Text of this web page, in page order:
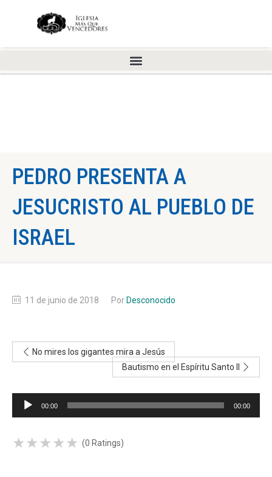
PEDRO PRESENTA A
JESUCRISTO AL PUEBLO DE
ISRAEL
11 de junio de 2018 Por Desconocido
No mires los gigantes mira a Jesús
Bautismo en el Espíritu Santo II
Reproductor
00:00 00:00
★★★★★
★★★★★ (0 Ratings)